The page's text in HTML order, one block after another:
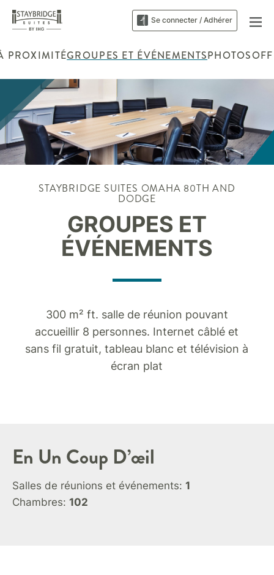
Se connecter / Adhérer
PROXIMITÉGROUPES ET ÉVÉNEMENTSPHOTOS
STAYBRIDGE SUITES OMAHA 80TH AND
DODGE
GROUPES ET
ÉVÉNEMENTS
300 m² ft. salle de réunion pouvant
accueillir 8 personnes. Internet câblé et
sans fil gratuit, tableau blanc et télévision à
écran plat
En Un Coup D’œil
Salles de réunions et événements: 1
Chambres: 102